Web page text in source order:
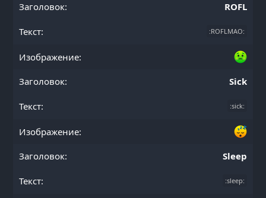
ROFL
:ROFLMAO:
Sick
:sick:
Sleep
:sleep: